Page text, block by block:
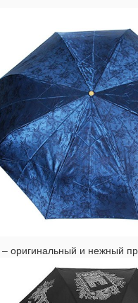
– оригинальный и нежный